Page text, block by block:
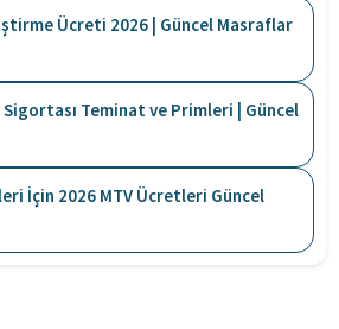
Ücreti 2026 | Güncel Masraflar
Sigortası Teminat ve Primleri | Güncel
İçin 2026 MTV Ücretleri Güncel